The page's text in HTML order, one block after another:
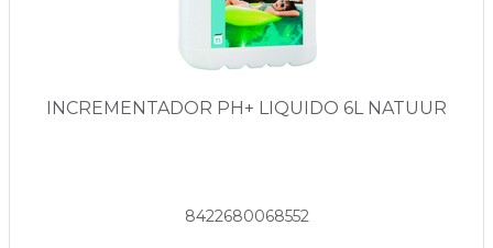
INCREMENTADOR PH+ LIQUIDO 6L NATUUR
8422680068552